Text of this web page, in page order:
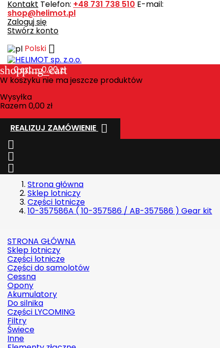
Kontakt Telefon: +48 731 738 510 E-mail:
shop@helimot.pl
Zaloguj się
Stwórz konto
Polski 
shopping_cart
0szt. - 0,00 zł
W koszyku nie ma jeszcze produktów
Wysyłka
Razem0,00 zł
REALIZUJ ZAMÓWIENIE 



Strona główna
Sklep lotniczy
Części lotnicze
10-357586A ( 10-357586 / AB-357586 ) Gear kit
STRONA GŁÓWNA
Sklep lotniczy
Części lotnicze
Części do samolotów
Cessna
Opony
Akumulatory
Do silnika
Części LYCOMING
Filtry
Świece
Inne